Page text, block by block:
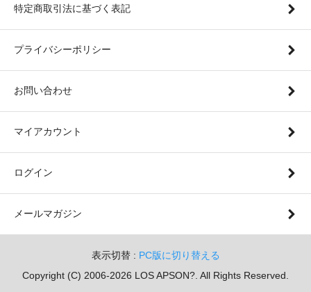
特定商取引法に基づく表記
プライバシーポリシー
お問い合わせ
マイアカウント
ログイン
メールマガジン
表示切替 : PC版に切り替える
Copyright (C) 2006-2026 LOS APSON?. All Rights Reserved.